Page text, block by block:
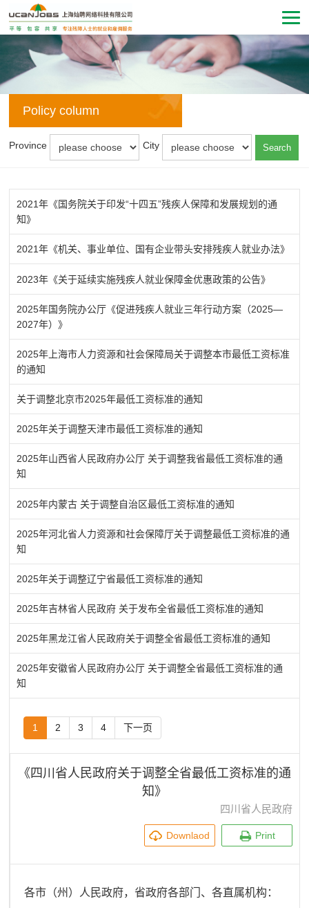
Policy column
Province City Search
2021年《国务院关于印发“十四五”残疾人保障和发展规划的通
知》
2021年《机关、事业单位、国有企业带头安排残疾人就业办法》
2023年《关于延续实施残疾人就业保障金优惠政策的公告》
2025年国务院办公厅《促进残疾人就业三年行动方案（2025—
2027年）》
2025年上海市人力资源和社会保障局关于调整本市最低工资标准
的通知
关于调整北京市2025年最低工资标准的通知
2025年关于调整天津市最低工资标准的通知
2025年山西省人民政府办公厅 关于调整我省最低工资标准的通
知
2025年内蒙古 关于调整自治区最低工资标准的通知
2025年河北省人力资源和社会保障厅关于调整最低工资标准的通
知
2025年关于调整辽宁省最低工资标准的通知
2025年吉林省人民政府 关于发布全省最低工资标准的通知
2025年黑龙江省人民政府关于调整全省最低工资标准的通知
2025年安徽省人民政府办公厅 关于调整全省最低工资标准的通
知
1 2 3 4 下一页
《四川省人民政府关于调整全省最低工资标准的通
知》
四川省人民政府
Downlaod Print
各市（州）人民政府，省政府各部门、各直属机构：